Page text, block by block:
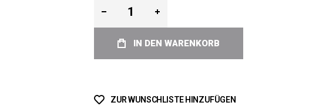
IN DEN WARENKORB
ZUR WUNSCHLISTE HINZUFÜGEN